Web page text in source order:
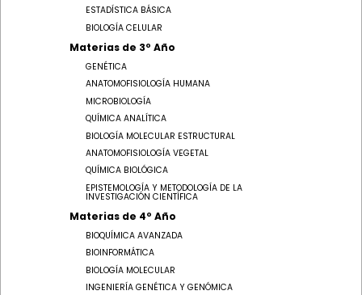
ESTADÍSTICA BÁSICA
BIOLOGÍA CELULAR
Materias de 3º Año
GENÉTICA
ANATOMOFISIOLOGÍA HUMANA
MICROBIOLOGÍA
QUÍMICA ANALÍTICA
BIOLOGÍA MOLECULAR ESTRUCTURAL
ANATOMOFISIOLOGÍA VEGETAL
QUÍMICA BIOLÓGICA
EPISTEMOLOGÍA Y METODOLOGÍA DE LA
INVESTIGACIÓN CIENTÍFICA
Materias de 4º Año
BIOQUÍMICA AVANZADA
BIOINFORMÁTICA
BIOLOGÍA MOLECULAR
INGENIERÍA GENÉTICA Y GENÓMICA